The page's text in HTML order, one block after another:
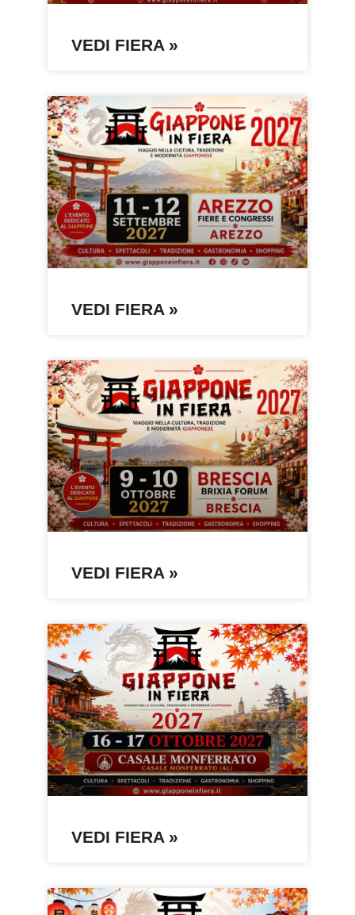
VEDI FIERA »
VEDI FIERA »
VEDI FIERA »
VEDI FIERA »